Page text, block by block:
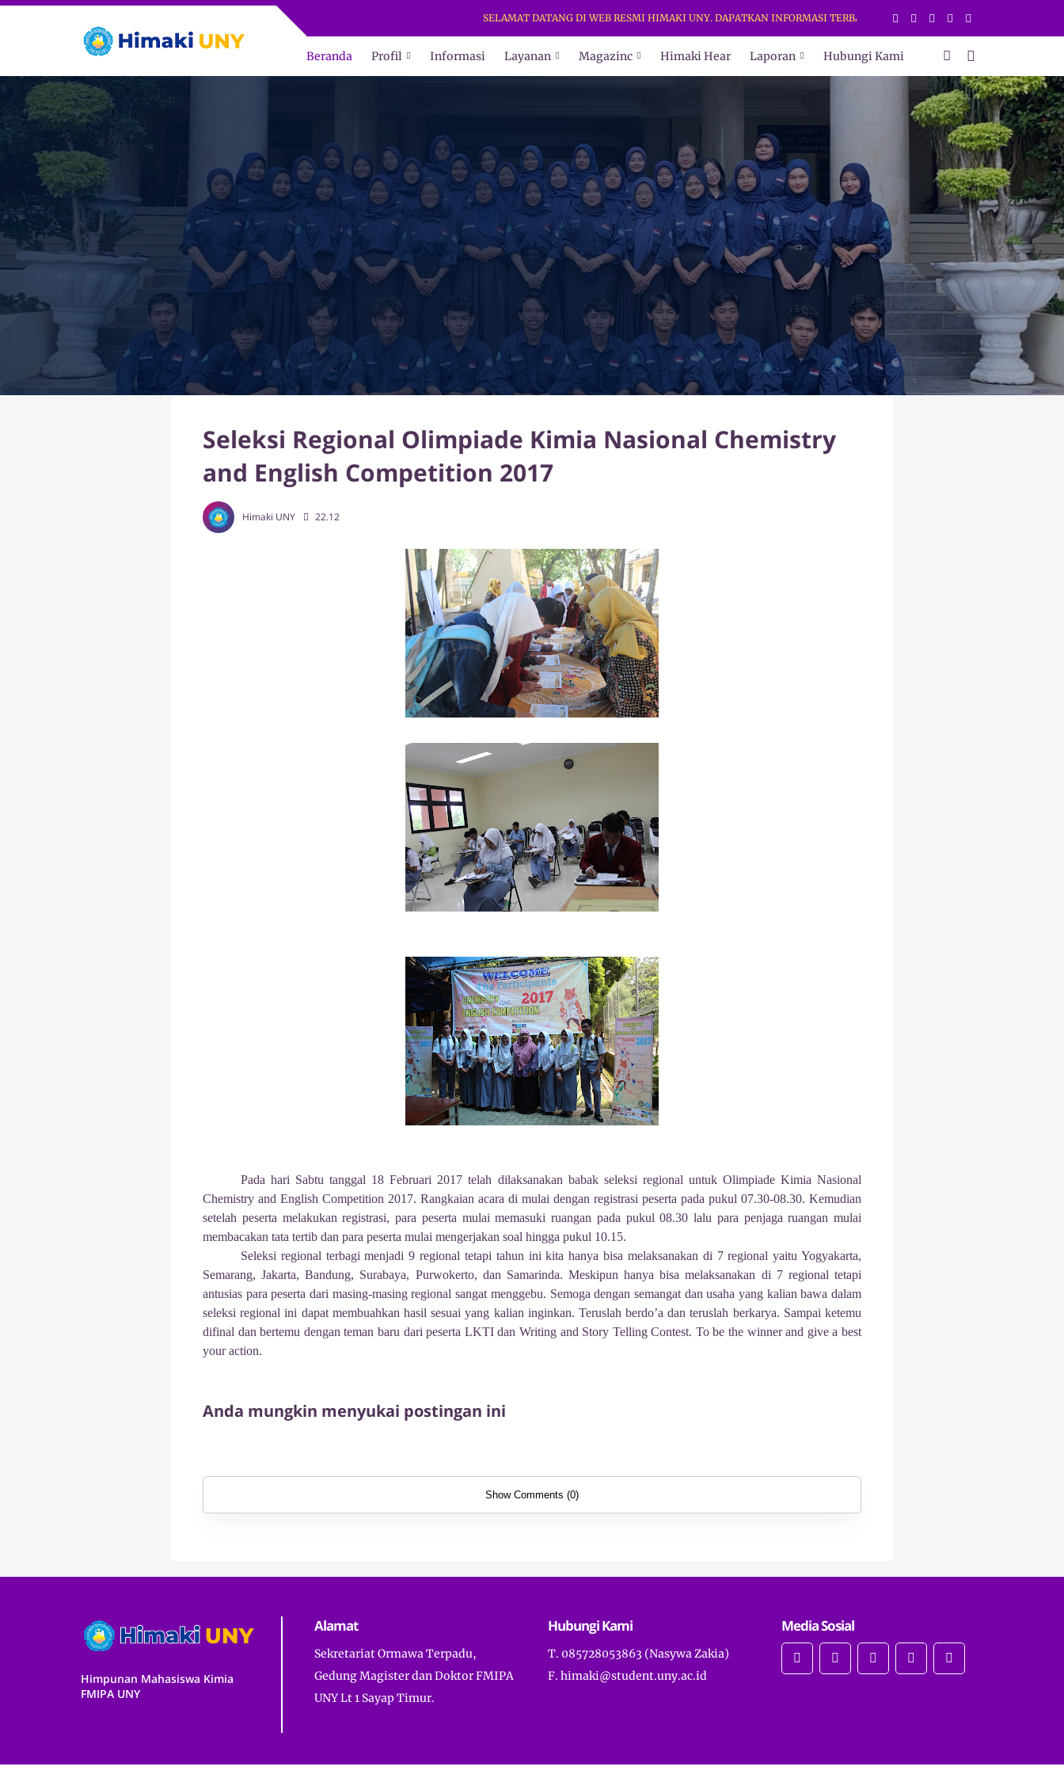
SELAMAT DATANG DI WEB RESMI HIMAKI UNY. DAPATKAN INFORMASI TERBARU HANYA DI WEB DAN MEDIA SOSIAL RESMI
Beranda Profil Informasi Layanan Magazinc Himaki Hear Laporan Hubungi Kami
Seleksi Regional Olimpiade Kimia Nasional Chemistry
and English Competition 2017
Himaki UNY 22.12
Pada hari Sabtu tanggal 18 Februari 2017 telah dilaksanakan babak seleksi regional untuk Olimpiade Kimia Nasional
Chemistry and English Competition 2017. Rangkaian acara di mulai dengan registrasi peserta pada pukul 07.30-08.30. Kemudian
setelah peserta melakukan registrasi, para peserta mulai memasuki ruangan pada pukul 08.30 lalu para penjaga ruangan mulai
membacakan tata tertib dan para peserta mulai mengerjakan soal hingga pukul 10.15.
Seleksi regional terbagi menjadi 9 regional tetapi tahun ini kita hanya bisa melaksanakan di 7 regional yaitu Yogyakarta,
Semarang, Jakarta, Bandung, Surabaya, Purwokerto, dan Samarinda. Meskipun hanya bisa melaksanakan di 7 regional tetapi
antusias para peserta dari masing-masing regional sangat menggebu. Semoga dengan semangat dan usaha yang kalian bawa dalam
seleksi regional ini dapat membuahkan hasil sesuai yang kalian inginkan. Teruslah berdo’a dan teruslah berkarya. Sampai ketemu
difinal dan bertemu dengan teman baru dari peserta LKTI dan Writing and Story Telling Contest. To be the winner and give a best
your action.
Anda mungkin menyukai postingan ini
Show Comments (0)
Himpunan Mahasiswa Kimia
FMIPA UNY
Alamat
Sekretariat Ormawa Terpadu,
Gedung Magister dan Doktor FMIPA
UNY Lt 1 Sayap Timur.
Hubungi Kami
T. 085728053863 (Nasywa Zakia)
F. himaki@student.uny.ac.id
Media Sosial